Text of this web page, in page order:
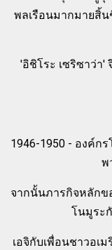
พลเรือนมากมายสิ้
'อิชิโระ เซริซาว่า'
1946-1950 - องค์ก
พ
จากนั้นภารกิจหลักข
โนมูระ
เอจิกับเพื่อนชาวอเ